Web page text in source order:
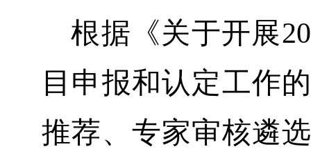
根据《关于开展
目申报和认定工作
推荐、专家审核遴